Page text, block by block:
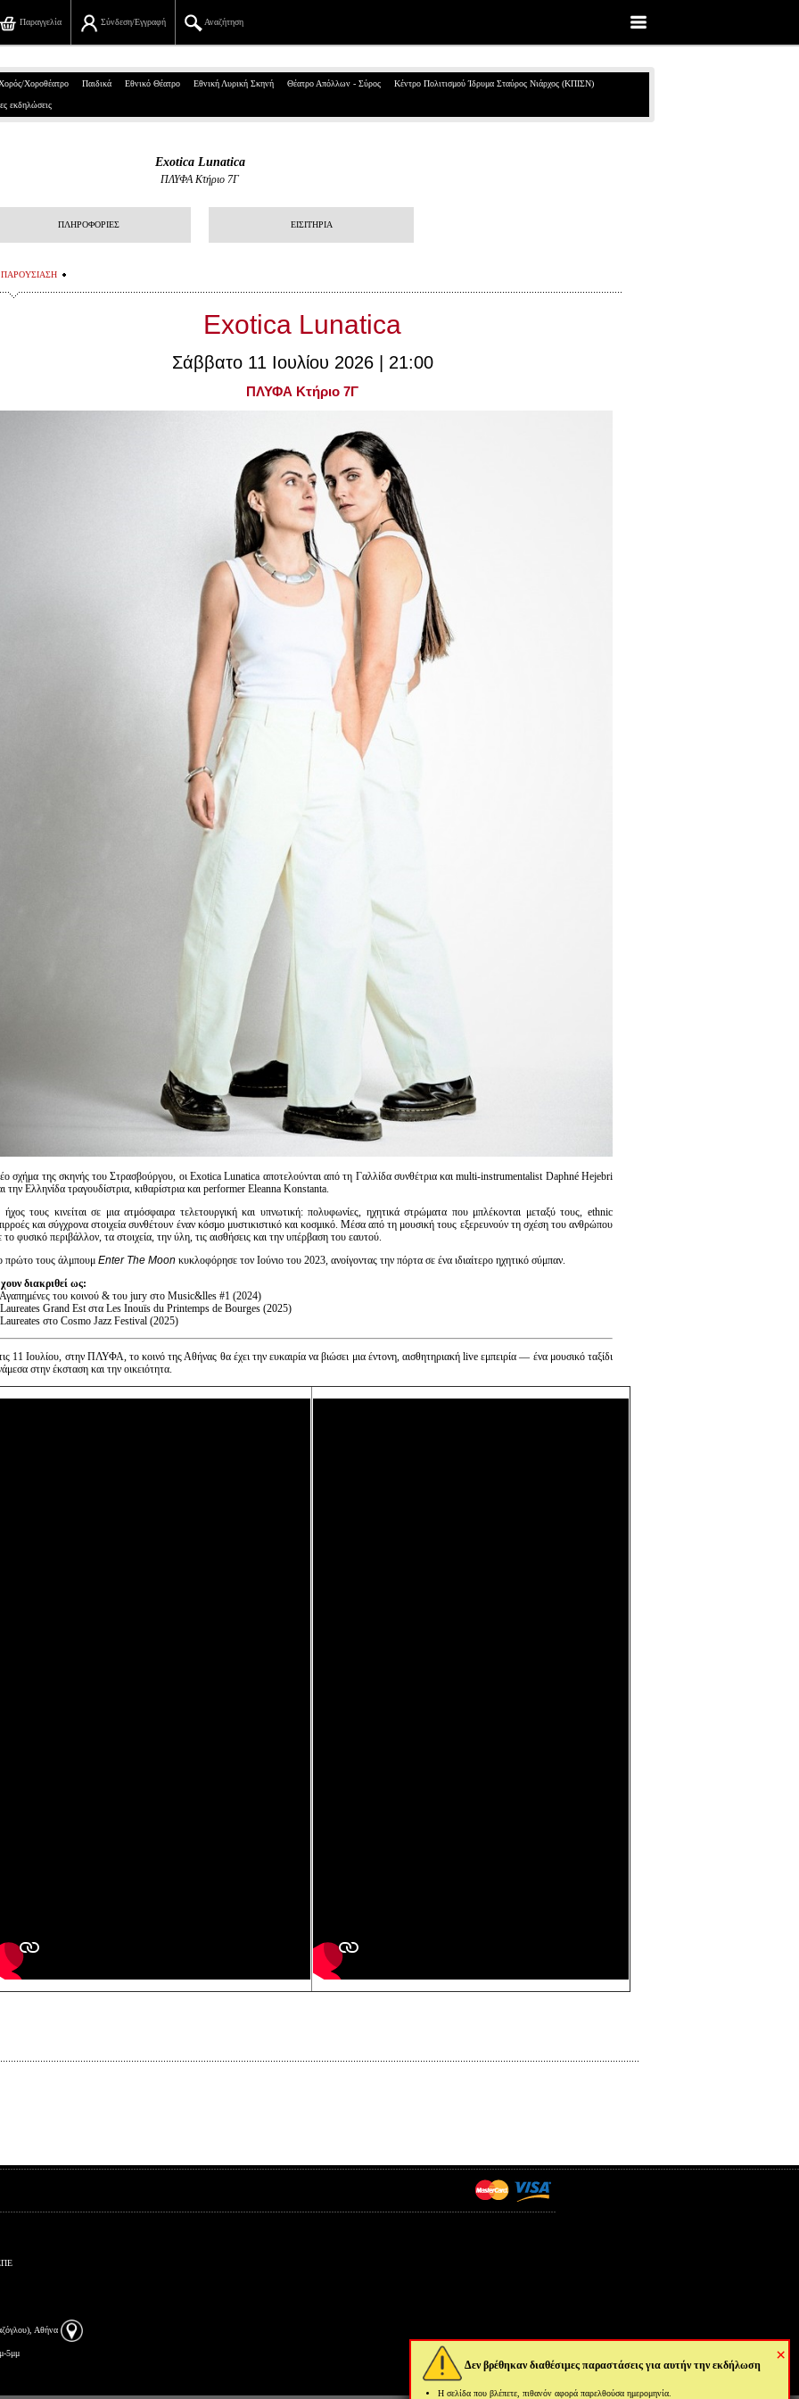
Αναζήτηση
Σύνδεση/Εγγραφή
Παραγγελία
Πανεπιστημίου 39, Αθήνα
Αναζήτηση
Αναζήτηση παραγγελίας
Προσωπικά Δεδομένα
Πληροφορίες
Χοροθέατρο Παιδικά Εθνικό Θέατρο Εθνική Λυρική Σκηνή Θέατρο Απόλλων - Σύρος Κέντρο Πολιτισμού Ίδρυμα Σταύρος Νιάρχος (ΚΠΙΣΝ)
εκδηλώσεις
Exotica Lunatica
×
Δεν βρέθηκαν διαθέσιμες παραστάσεις για αυτήν την εκδήλωση
Η σελίδα που βλέπετε, πιθανόν αφορά παρελθούσα ημερομηνία.
ΠΛΥΦΑ Κτήριο 7Γ
ΠΛΗΡΟΦΟΡΙΕΣ ΕΙΣΙΤΗΡΙΑ
ΠΑΡΟΥΣΙΑΣΗ
Exotica Lunatica
Σάββατο 11 Ιουλίου 2026 | 21:00
ΠΛΥΦΑ Κτήριο 7Γ
σχήμα της σκηνής του Στρασβούργου, οι Exotica Lunatica αποτελούνται από τη Γαλλίδα συνθέτρια και multi-instrumentalist Daphné Hejebri
την Ελληνίδα τραγουδίστρια, κιθαρίστρια και performer Eleanna Konstanta.
τους κινείται σε μια ατμόσφαιρα τελετουργική και υπνωτική: πολυφωνίες, ηχητικά στρώματα που μπλέκονται μεταξύ τους, ethnic
και σύγχρονα στοιχεία συνθέτουν έναν κόσμο μυστικιστικό και κοσμικό. Μέσα από τη μουσική τους εξερευνούν τη σχέση του ανθρώπου
το φυσικό περιβάλλον, τα στοιχεία, την ύλη, τις αισθήσεις και την υπέρβαση του εαυτού.
πρώτο τους άλμπουμ Enter The Moon κυκλοφόρησε τον Ιούνιο του 2023, ανοίγοντας την πόρτα σε ένα ιδιαίτερο ηχητικό σύμπαν.
διακριθεί ως:
του κοινού & του jury στο Music&lles #1 (2024)
Grand Est στα Les Inouïs du Printemps de Bourges (2025)
στο Cosmo Jazz Festival (2025)
11 Ιουλίου, στην ΠΛΥΦΑ, το κοινό της Αθήνας θα έχει την ευκαιρία να βιώσει μια έντονη, αισθητηριακή live εμπειρία — ένα μουσικό ταξίδι
στην έκσταση και την οικειότητα.
Αθήνα
5μμ